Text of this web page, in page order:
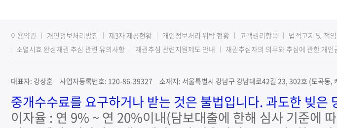
이용약관 개인정보처리방침 제3자 제공현황 개인정보처리 위탁 현황 고객권리항목 법적고지 및 책임
소멸시효 완성채권 추심 관련 유의사항
채권추심 관련지원제도 안내 채권추심자의 의무와 추심에 관한 개인
대표자: 강상훈 사업자등록번호: 120-86-39327 소재지: 서울특별시 강남구 강남대로42길 23, 302호 (도곡동
중개수수료를 요구하거나 받는 것은 불법입니다. 과도한 빚은
이자율 : 연 9% ~ 연 20%이내(담보대출에 한해 심사 기준에